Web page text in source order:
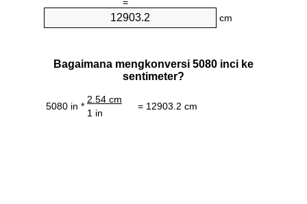
=
cm
Bagaimana mengkonversi 5080 inci ke
sentimeter?
5080 in *
2.54 cm
= 12903.2 cm
1 in